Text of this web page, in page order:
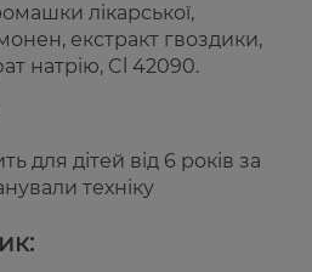
лікарської,
екстракт гвоздики,
натрію, Cl 42090.
для дітей від 6 років за
техніку